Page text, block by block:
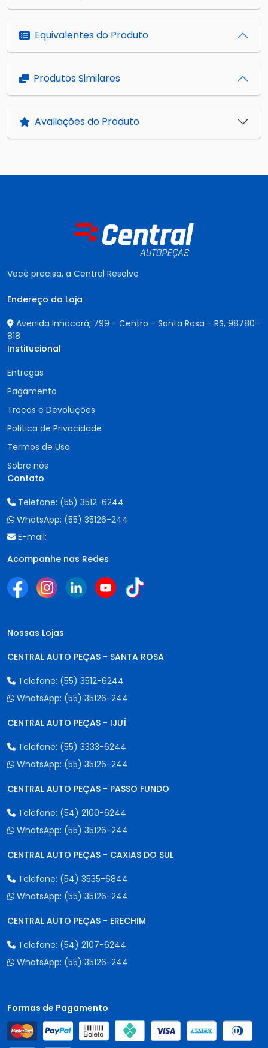
Equivalentes do Produto
Produtos Similares
Avaliações do Produto
Você precisa, a Central Resolve
Endereço da Loja
Avenida Inhacorá, 799 - Centro - Santa Rosa - RS, 98780-
818
Institucional
Entregas
Pagamento
Trocas e Devoluções
Política de Privacidade
Termos de Uso
Sobre nós
Contato
Telefone: (55) 3512-6244
WhatsApp: (55) 35126-244
E-mail:
Acompanhe nas Redes
Nossas Lojas
CENTRAL AUTO PEÇAS - SANTA ROSA
Telefone: (55) 3512-6244
WhatsApp: (55) 35126-244
CENTRAL AUTO PEÇAS - IJUÍ
Telefone: (55) 3333-6244
WhatsApp: (55) 35126-244
CENTRAL AUTO PEÇAS - PASSO FUNDO
Telefone: (54) 2100-6244
WhatsApp: (55) 35126-244
CENTRAL AUTO PEÇAS - CAXIAS DO SUL
Telefone: (54) 3535-6844
WhatsApp: (55) 35126-244
CENTRAL AUTO PEÇAS - ERECHIM
Telefone: (54) 2107-6244
WhatsApp: (55) 35126-244
Formas de Pagamento